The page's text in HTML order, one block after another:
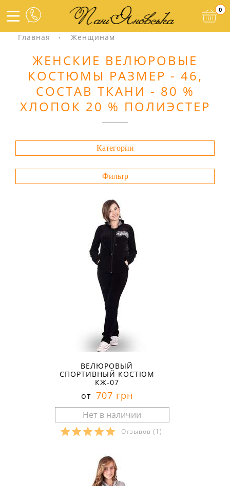
0
Главная Женщинам
ЖЕНСКИЕ ВЕЛЮРОВЫЕ
КОСТЮМЫ РАЗМЕР - 46,
СОСТАВ ТКАНИ - 80 %
ХЛОПОК 20 % ПОЛИЭСТЕР
Категории
Фильтр
ВЕЛЮРОВЫЙ
СПОРТИВНЫЙ КОСТЮМ
КЖ-07
от 707 грн
Отзывов (1)